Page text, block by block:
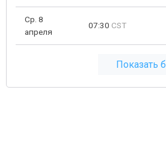
Ср. 8
апреля
07:30 CST
Показать